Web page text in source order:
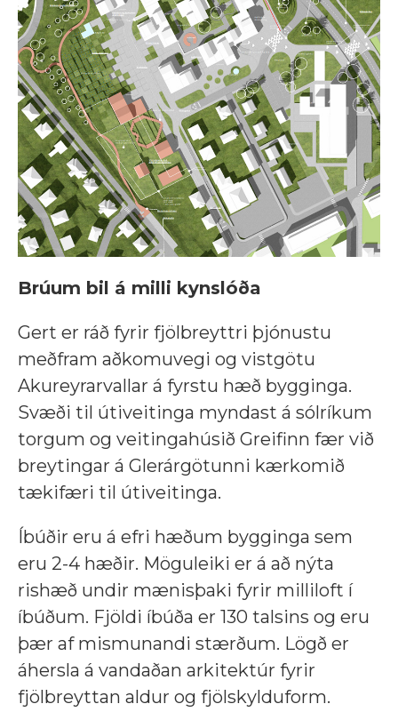
Brúum bil á milli kynslóða
Gert er ráð fyrir fjölbreyttri þjónustu
meðfram aðkomuvegi og vistgötu
Akureyrarvallar á fyrstu hæð bygginga.
Svæði til útiveitinga myndast á sólríkum
torgum og veitingahúsið Greifinn fær við
breytingar á Glerárgötunni kærkomið
tækifæri til útiveitinga.
Íbúðir eru á efri hæðum bygginga sem
eru 2-4 hæðir. Möguleiki er á að nýta
rishæð undir mænisþaki fyrir milliloft í
íbúðum. Fjöldi íbúða er 130 talsins og eru
þær af mismunandi stærðum. Lögð er
áhersla á vandaðan arkitektúr fyrir
fjölbreyttan aldur og fjölskylduform.